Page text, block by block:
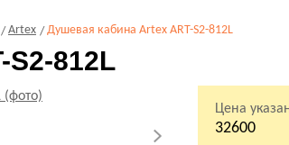
Artex Душевая кабина Artex ART-S2-812L
812L
Цена
32600